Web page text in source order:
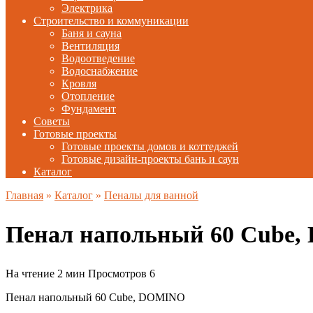
Электрика
Строительство и коммуникации
Баня и сауна
Вентиляция
Водоотведение
Водоснабжение
Кровля
Отопление
Фундамент
Советы
Готовые проекты
Готовые проекты домов и коттеджей
Готовые дизайн-проекты бань и саун
Каталог
Главная » Каталог » Пеналы для ванной
Пенал напольный 60 Cube,
На чтение 2 мин Просмотров 6
Пенал напольный 60 Cube, DOMINO